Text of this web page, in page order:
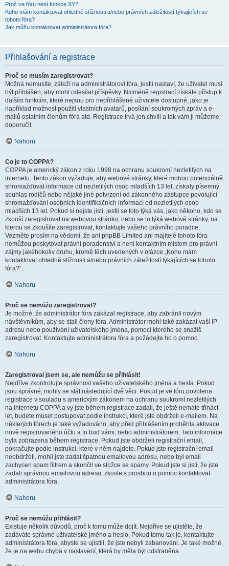
Proč ve fóru není funkce XY?
Koho mám kontaktovat ohledně stížnosti a/nebo právních záležitostí týkajících se
tohoto fóra?
Jak můžu kontaktovat administrátora fóra?
Přihlašování a registrace
Proč se musím zaregistrovat?
Možná nemusíte, záleží na administrátorovi fóra, jestli nastaví, že uživatel musí
být přihlášen, aby mohl odesílat příspěvky. Nicméně registrací získáte přístup k
dalším funkcím, které nejsou pro nepřihlášené uživatele dostupné, jako je
například možnost použití vlastních avatarů, posílání soukromých zpráv a e-
mailů ostatním členům fóra atd. Registrace trvá jen chvíli a tak vám ji můžeme
doporučit.
Nahoru
Co je to COPPA?
COPPA je americký zákon z roku 1998 na ochranu soukromí nezletilých na
internetu. Tento zákon vyžaduje, aby webové stránky, které mohou potenciálně
shromažďovat informace od nezletilých osob mladších 13 let, získaly písemný
souhlas rodičů nebo nějaké jiné potvrzení od zákonného zástupce povolující
shromažďování osobních identifikačních informací od nezletilých osob
mladších 13 let. Pokud si nejste jisti, jestli se toto týká vás, jako někoho, kdo se
zkouší zaregistrovat na webovou stránku, nebo se to týká webové stránky, na
kterou se zkoušíte zaregistrovat, kontaktujte vašeho právního poradce.
Vezměte prosím na vědomí, že ani phpBB Limited ani majitelé tohoto fóra
nemůžou poskytovat právní poradenství a není kontaktním místem pro právní
zájmy jakéhokoliv druhu, kromě těch uvedených v otázce „Koho mám
kontaktovat ohledně stížnosti a/nebo právních záležitostí týkajících se tohoto
fóra?“.
Nahoru
Proč se nemůžu zaregistrovat?
Je možné, že administrátor fóra zakázal registrace, aby zabránil novým
návštěvníkům, aby se stali členy fóra. Administrátor mohl také zakázat vaši IP
adresu nebo používání uživatelského jména, pomocí kterého se snažíš
zaregistrovat. Kontaktujte administrátora fóra a požádejte ho o pomoc.
Nahoru
Zaregistroval jsem se, ale nemůžu se přihlásit!
Nejdříve zkontrolujte správnost vašeho uživatelského jména a hesla. Pokud
jsou správné, mohly se stát následující dvě věci. Pokud je ve fóru povolena
registrace v souladu s americkým zákonem na ochranu soukromí nezletilých
na internetu COPPA a vy jste během registrace zadali, že ještě nemáte třináct
let, budete muset postupovat podle instrukcí, které jste obdrželi e-mailem. Na
některých fórech je také vyžadováno, aby před přihlášením proběhla aktivace
nově registrovaného účtu a to buď vámi, nebo administrátorem. Tato informace
byla zobrazena během registrace. Pokud jste obdrželi registrační email,
pokračujte podle instrukcí, které v něm najdete. Pokud jste registrační email
neobdrželi, mohli jste zadat špatnou emailovou adresu, nebo byl email
zachycen spam filtrem a skončil ve složce se spamy. Pokud jste si jistí, že jste
zadali správnou emailovou adresu, zkuste s prosbou o pomoc kontaktovat
administrátora fóra.
Nahoru
Proč se nemůžu přihlásit?
Existuje několik důvodů, proč k tomu může dojít. Nejdříve se ujistěte, že
zadáváte správné uživatelské jméno a heslo. Pokud tomu tak je, kontaktujte
administrátora fóra, abyste se ujistili, že jste nebyli zabanováni. Je také možné,
že je na webu chyba v nastavení, která by měla být odstraněna.